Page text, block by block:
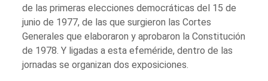
de las primeras elecciones democráticas del 15 de
junio de 1977, de las que surgieron las Cortes
Generales que elaboraron y aprobaron la Constitución
de 1978. Y ligadas a esta efeméride, dentro de las
jornadas se organizan dos exposiciones.